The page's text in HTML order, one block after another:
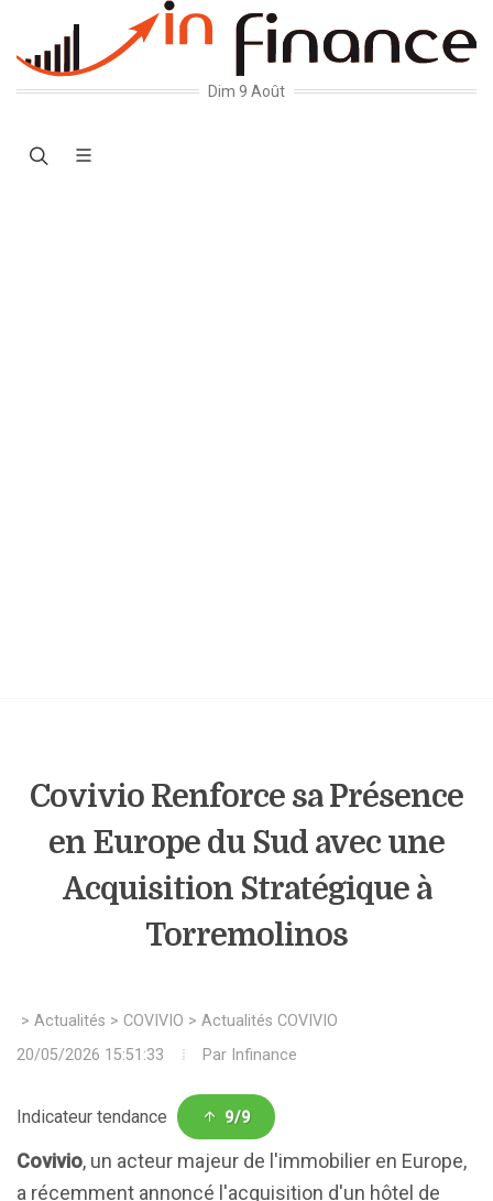
Dim 9 Août
Covivio Renforce sa Présence
en Europe du Sud avec une
Acquisition Stratégique à
Torremolinos
> Actualités > COVIVIO > Actualités COVIVIO
20/05/2026 15:51:33
Par Infinance
Indicateur tendance 9/9
Covivio, un acteur majeur de l'immobilier en Europe,
a récemment annoncé l'acquisition d'un hôtel de